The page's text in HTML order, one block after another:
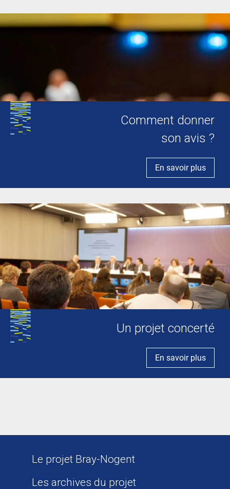
Comment donner
son avis ?
En savoir plus
Un projet concerté
En savoir plus
Le projet Bray-Nogent
Les archives du projet